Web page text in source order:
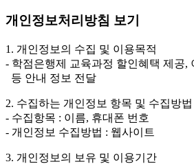
개인정보처리방침 보기
1. 개인정보의 수집 및 이용목적
- 학점은행제 교육과정 할인혜택 제공,
등 안내 정보 전달
2. 수집하는 개인정보 항목 및 수집방법
- 수집항목 : 이름, 휴대폰 번호
- 개인정보 수집방법 : 웹사이트
3. 개인정보의 보유 및 이용기간